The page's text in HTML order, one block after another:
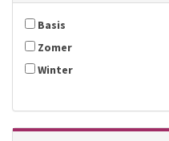
Basis
Zomer
Winter